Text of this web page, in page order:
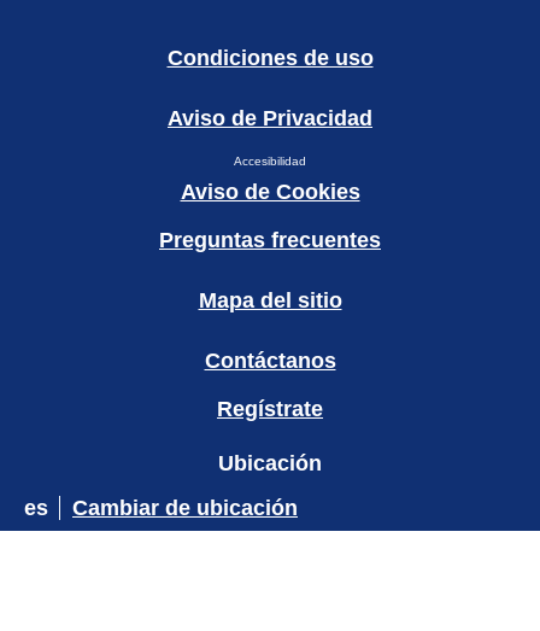
Condiciones de uso
Aviso de Privacidad
Accesibilidad
Aviso de Cookies
Preguntas frecuentes
Mapa del sitio
Contáctanos
Regístrate
Ubicación
es
Cambiar de ubicación